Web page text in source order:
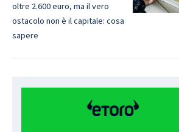
oltre 2.600 euro, ma il vero
ostacolo non è il capitale: cosa
sapere